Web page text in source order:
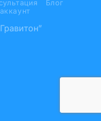
Блог